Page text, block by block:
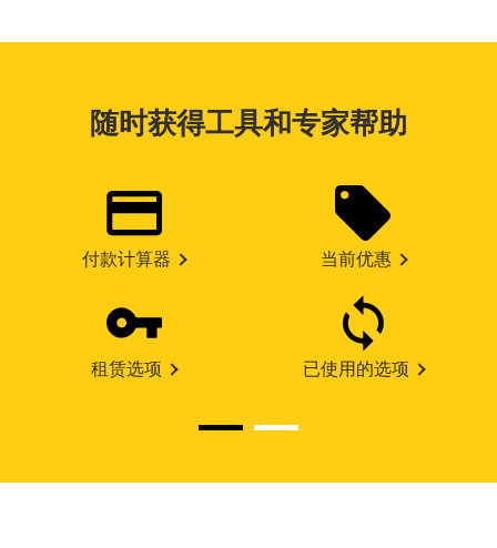
随时获得工具和专家帮助
付款计算器 当前优惠
租赁选项 已使用的选项